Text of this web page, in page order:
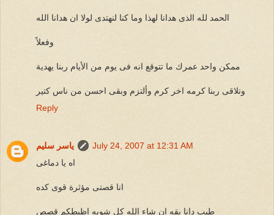
الحمد لله الذى هدانا لهذا وما كنا لنهتدى لولا ان هدانا الله
وفعلاً
ممكن واحد عمرك ما تتوقع انه فى يوم من الأيام ربنا يهدية
وتلاقى ربنا كرمه اخر كرم وألتزم وبقى احسن من ناس كتير
Reply
ياسر سليم
July 24, 2007 at 12:31 AM
اه يا دماغى
انا قصتى مؤثرة قوى كده
طيب دانا بقه ان شاء الله كل شويه اظبطكم قصص